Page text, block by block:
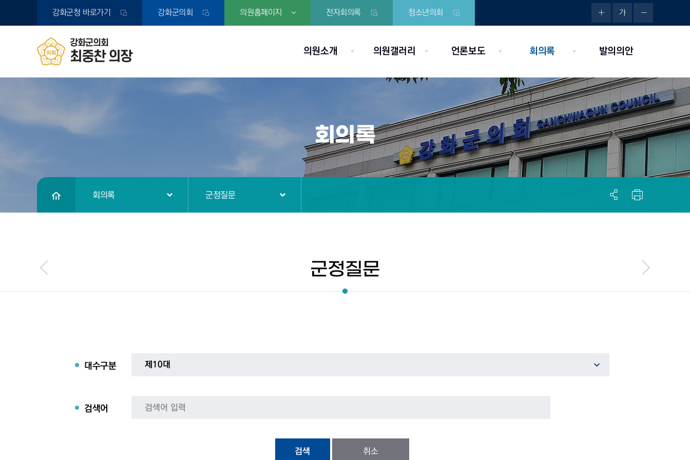
강화군청 바로가기 강화군의회 의원홈페이지 전자회의록 청소년의회 가
강화군의회
최중찬 의장 의원소개 의원갤러리 언론보도 회의록 발의의안
회의록
회의록 군정질문
군정질문
대수구분
검색어
검색